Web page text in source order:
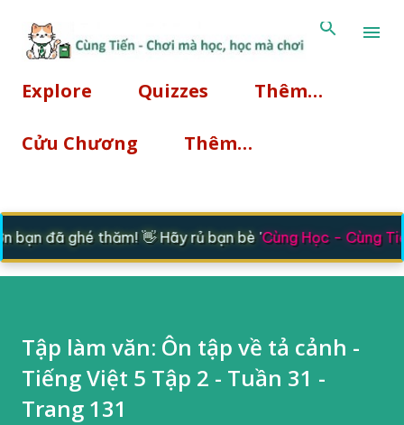
Chuyển đến nội dung chính
Explore Quizzes Thêm…
Cửu Chương Thêm…
bạn đã ghé thăm! 👋 Hãy rủ bạn bè 'Cùng Học - Cùng Tiến
Tập làm văn: Ôn tập về tả cảnh -
Tiếng Việt 5 Tập 2 - Tuần 31 -
Trang 131